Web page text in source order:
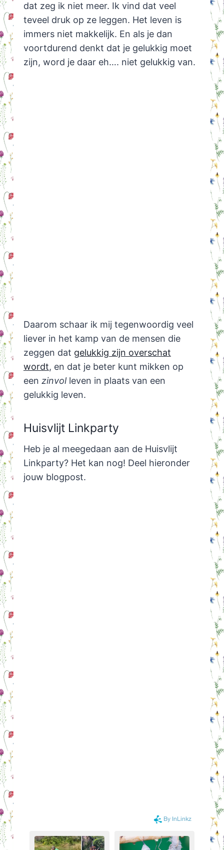
dat zeg ik niet meer. Ik vind dat veel
teveel druk op ze leggen. Het leven is
immers niet makkelijk. En als je dan
voortdurend denkt dat je gelukkig moet
zijn, word je daar eh…. niet gelukkig van.
Daarom schaar ik mij tegenwoordig veel
liever in het kamp van de mensen die
zeggen dat gelukkig zijn overschat
wordt, en dat je beter kunt mikken op
een zinvolleven in plaats van een
gelukkig leven.
Huisvlijt Linkparty
Heb je al meegedaan aan de Huisvlijt
Linkparty? Het kan nog! Deel hieronder
jouw blogpost.